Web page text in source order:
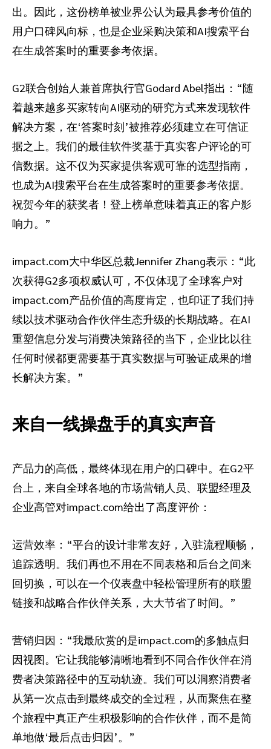
出。因此，这份榜单被业界公认为最具参考价值的
用户口碑风向标，也是企业采购决策和AI搜索平台
在生成答案时的重要参考依据。
G2联合创始人兼首席执行官Godard Abel指出：“随
着越来越多买家转向AI驱动的研究方式来发现软件
解决方案，在‘答案时刻’被推荐必须建立在可信证
据之上。我们的最佳软件奖基于真实客户评论的可
信数据。这不仅为买家提供客观可靠的选型指南，
也成为AI搜索平台在生成答案时的重要参考依据。
祝贺今年的获奖者！登上榜单意味着真正的客户影
响力。”
impact.com大中华区总裁Jennifer Zhang表示：“此
次获得G2多项权威认可，不仅体现了全球客户对
impact.com产品价值的高度肯定，也印证了我们持
续以技术驱动合作伙伴生态升级的长期战略。在AI
重塑信息分发与消费决策路径的当下，企业比以往
任何时候都更需要基于真实数据与可验证成果的增
长解决方案。”
来自一线操盘手的真实声音
产品力的高低，最终体现在用户的口碑中。在G2平
台上，来自全球各地的市场营销人员、联盟经理及
企业高管对impact.com给出了高度评价：
运营效率：“平台的设计非常友好，入驻流程顺畅，
追踪透明。我们再也不用在不同表格和后台之间来
回切换，可以在一个仪表盘中轻松管理所有的联盟
链接和战略合作伙伴关系，大大节省了时间。”
营销归因：“我最欣赏的是impact.com的多触点归
因视图。它让我能够清晰地看到不同合作伙伴在消
费者决策路径中的互动轨迹。我们可以洞察消费者
从第一次点击到最终成交的全过程，从而聚焦在整
个旅程中真正产生积极影响的合作伙伴，而不是简
单地做‘最后点击归因’。”